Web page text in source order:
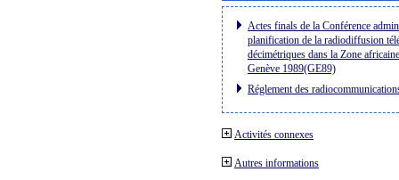
Actes finals de la Conférence
planification de la radiodiffusion
décimétriques dans la Zone
Genève 1989(GE89)
Réglement des
Activités connexes
Autres informations